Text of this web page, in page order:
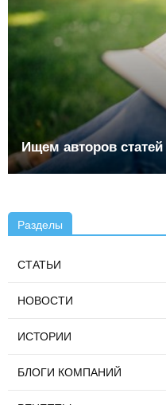
Ищем авторов статей
Разделы
СТАТЬИ
НОВОСТИ
ИСТОРИИ
БЛОГИ КОМПАНИЙ